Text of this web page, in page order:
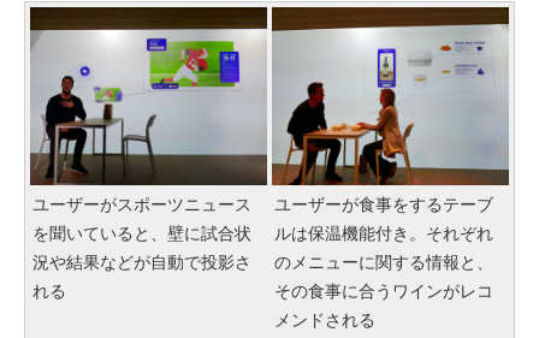
ユーザーがスポーツニュース
を聞いていると、壁に試合状
況や結果などが自動で投影さ
れる
ユーザーが食事をするテーブ
ルは保温機能付き。それぞれ
のメニューに関する情報と、
その食事に合うワインがレコ
メンドされる